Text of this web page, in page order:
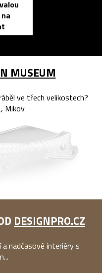
MUSEUM
ve třech velikostech?
Mikov
DESIGNPRO.CZ
nadčasové interiéry s